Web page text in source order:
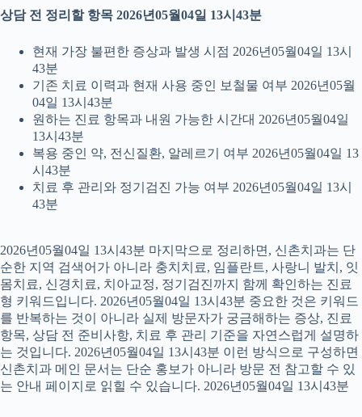
상담 전 정리할 항목 2026년05월04일 13시43분
현재 가장 불편한 증상과 발생 시점 2026년05월04일 13시
43분
기존 치료 이력과 현재 사용 중인 보철물 여부 2026년05월
04일 13시43분
원하는 진료 항목과 내원 가능한 시간대 2026년05월04일
13시43분
복용 중인 약, 전신질환, 알레르기 여부 2026년05월04일 13
시43분
치료 후 관리와 정기검진 가능 여부 2026년05월04일 13시
43분
2026년05월04일 13시43분 마지막으로 정리하면, 신촌치과는 단
순한 지역 검색어가 아니라 충치치료, 임플란트, 사랑니 발치, 잇
몸치료, 신경치료, 치아교정, 정기검진까지 함께 확인하는 진료
형 키워드입니다. 2026년05월04일 13시43분 중요한 것은 키워드
를 반복하는 것이 아니라 실제 방문자가 궁금해하는 증상, 진료
항목, 상담 전 준비사항, 치료 후 관리 기준을 자연스럽게 설명하
는 것입니다. 2026년05월04일 13시43분 이런 방식으로 구성하면
신촌치과 메인 문서는 단순 홍보가 아니라 방문 전 참고할 수 있
는 안내 페이지로 읽힐 수 있습니다. 2026년05월04일 13시43분